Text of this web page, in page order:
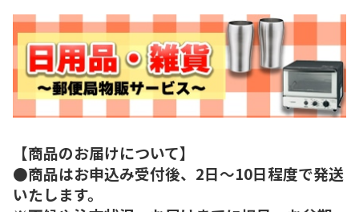
【商品のお届けについて】
●商品はお申込み受付後、2日～10日程度で発送
いたします。